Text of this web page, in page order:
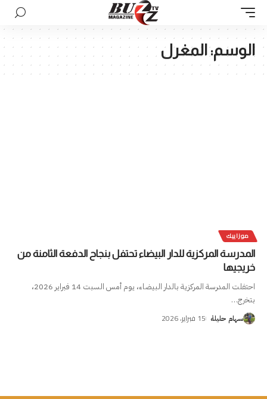
الوسم: المغرل
موزاييك
المدرسة المركزية للدار البيضاء تحتفل بنجاح الدفعة الثامنة من
خريجيها
احتفلت المدرسة المركزية بالدار البيضاء، يوم أمس السبت 14 فبراير 2026،
بتخرج…
سهام حليلة 15 فبراير، 2026